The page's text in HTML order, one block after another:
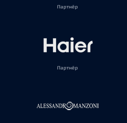
Партнёр
Партнёр